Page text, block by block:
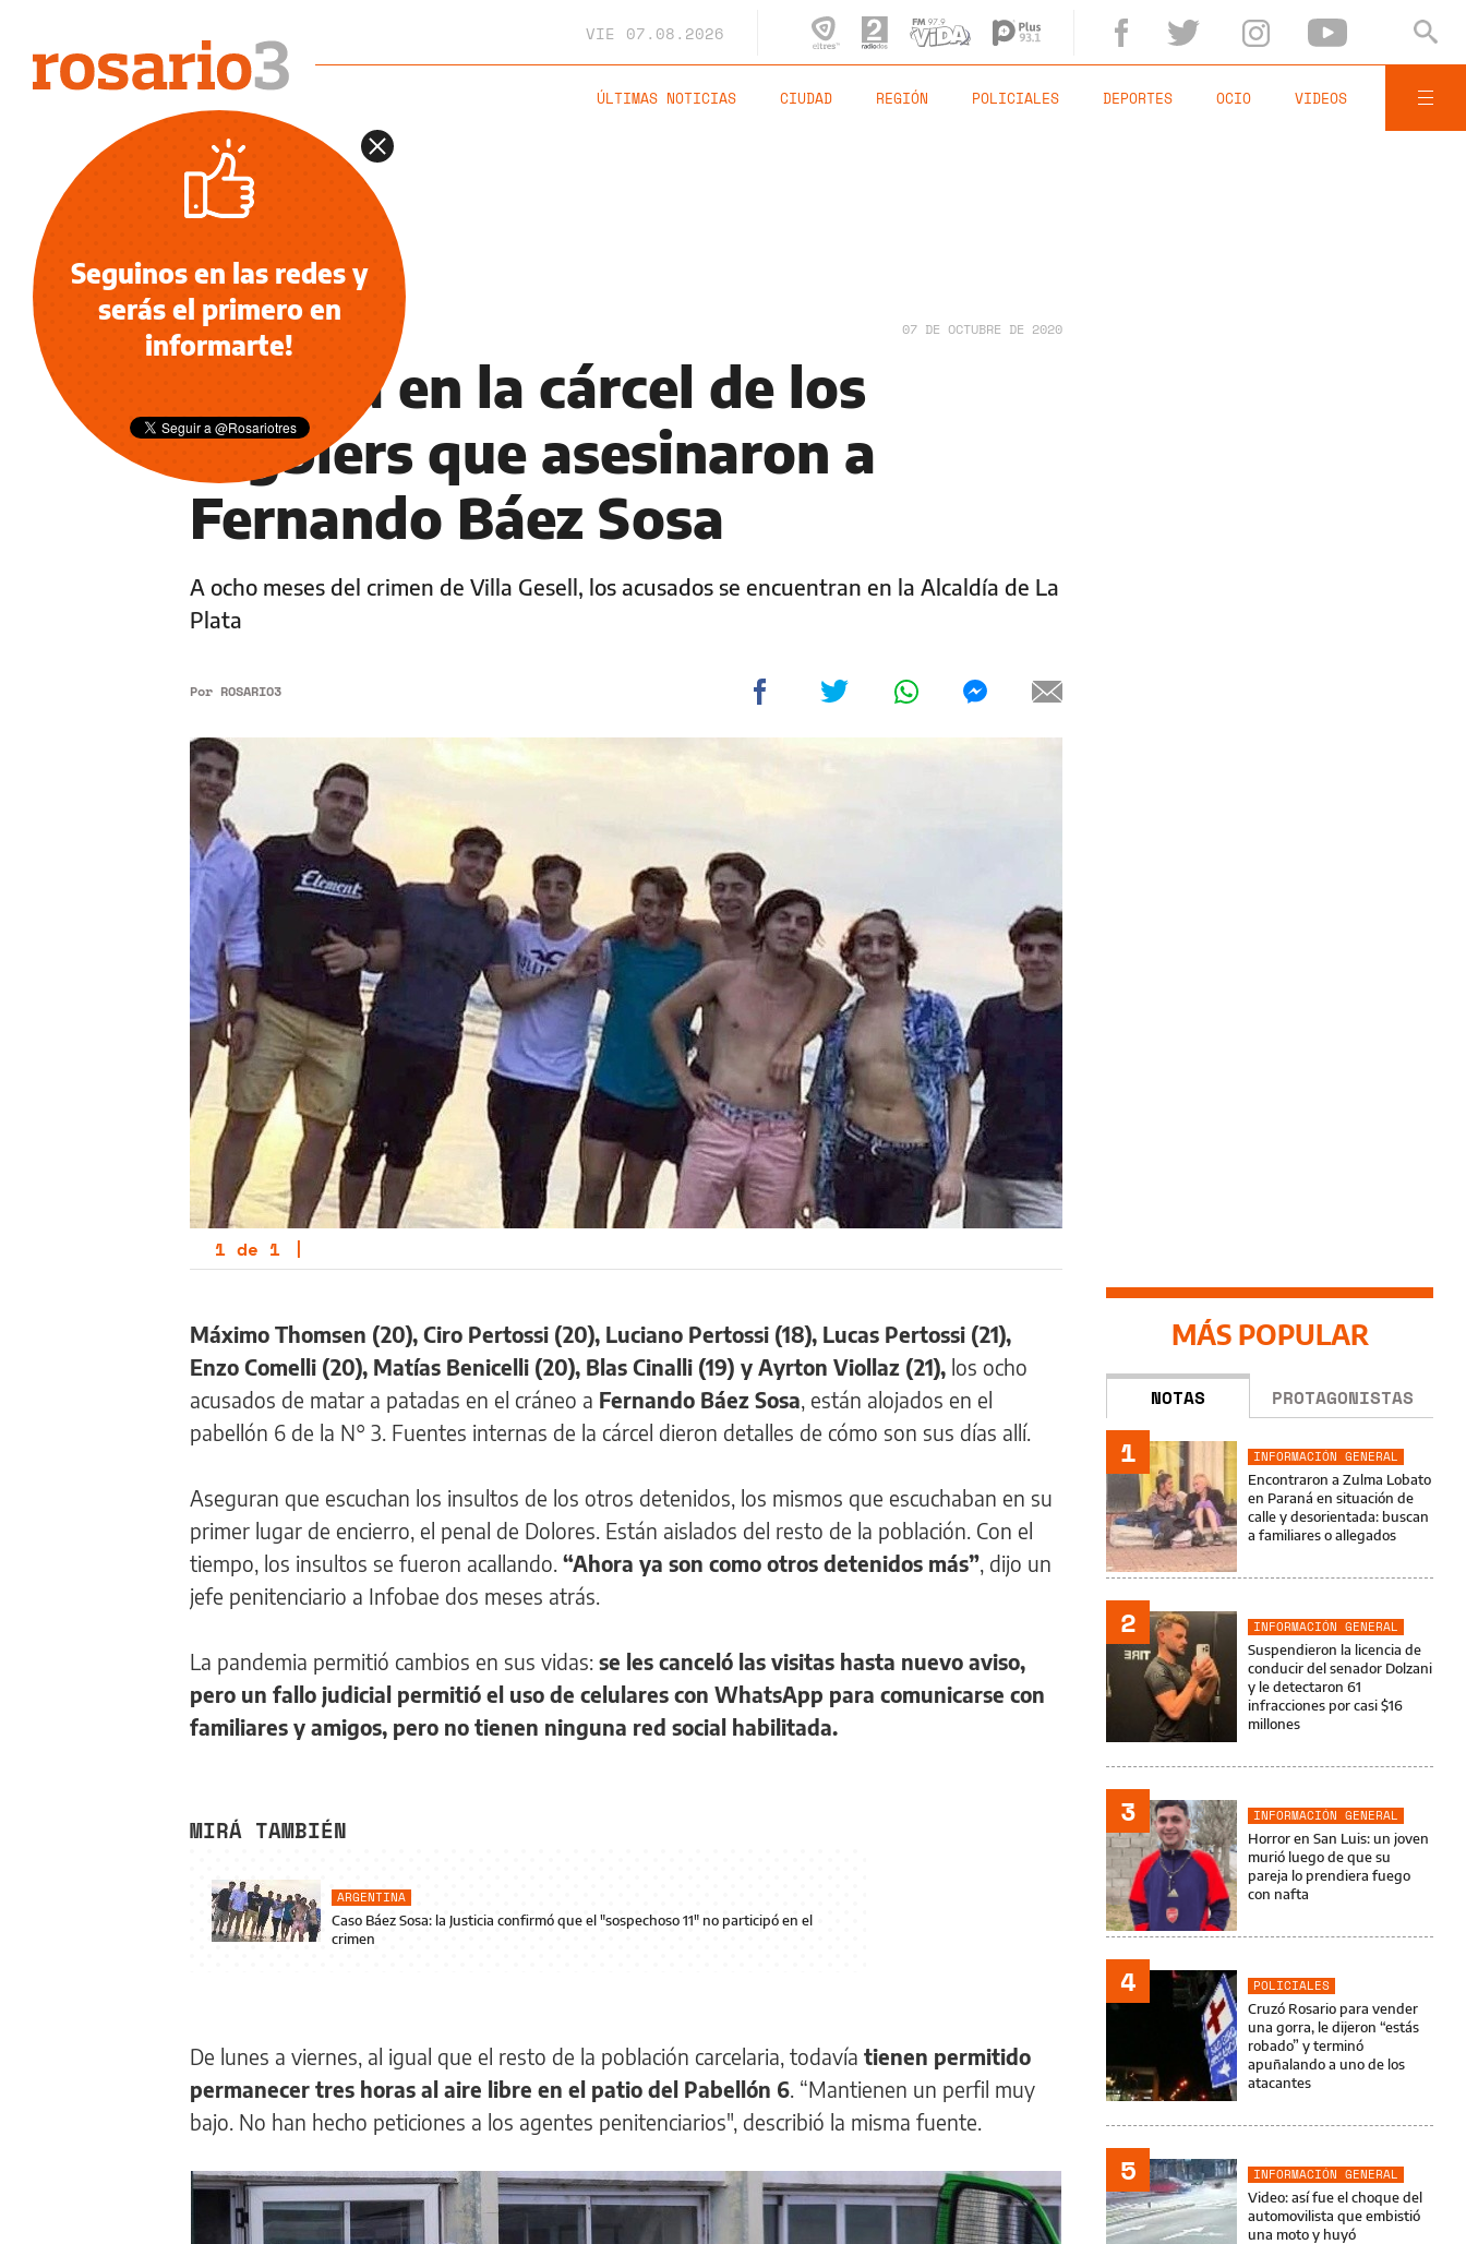
VIE 07.08.2026
ÚLTIMAS NOTICIAS CIUDAD REGIÓN POLICIALES DEPORTES OCIO VIDEOS
INFORMACIÓN GENERAL 07 DE OCTUBRE DE 2020
La vida en la cárcel de los
rugbiers que asesinaron a
Fernando Báez Sosa
A ocho meses del crimen de Villa Gesell, los acusados se encuentran en la Alcaldía de La
Plata
Por ROSARIO3
1 de 1 |
Máximo Thomsen (20), Ciro Pertossi (20), Luciano Pertossi (18), Lucas Pertossi (21),
Enzo Comelli (20), Matías Benicelli (20), Blas Cinalli (19) y Ayrton Viollaz (21), los ocho
acusados de matar a patadas en el cráneo a Fernando Báez Sosa , están alojados en el
pabellón 6 de la N° 3. Fuentes internas de la cárcel dieron detalles de cómo son sus días allí.
Aseguran que escuchan los insultos de los otros detenidos, los mismos que escuchaban en su
primer lugar de encierro, el penal de Dolores. Están aislados del resto de la población. Con el
tiempo, los insultos se fueron acallando. “Ahora ya son como otros detenidos más” , dijo un
jefe penitenciario a Infobae dos meses atrás.
La pandemia permitió cambios en sus vidas: se les canceló las visitas hasta nuevo aviso,
pero un fallo judicial permitió el uso de celulares con WhatsApp para comunicarse con
familiares y amigos, pero no tienen ninguna red social habilitada.
MIRÁ TAMBIÉN
ARGENTINA
Caso Báez Sosa: la Justicia confirmó que el "sospechoso 11" no participó en el
crimen
De lunes a viernes, al igual que el resto de la población carcelaria, todavía tienen permitido
permanecer tres horas al aire libre en el patio del Pabellón 6 . “Mantienen un perfil muy
bajo. No han hecho peticiones a los agentes penitenciarios", describió la misma fuente.
MÁS POPULAR
NOTAS PROTAGONISTAS
1
INFORMACIÓN GENERAL
Encontraron a Zulma Lobato
en Paraná en situación de
calle y desorientada: buscan
a familiares o allegados
2
INFORMACIÓN GENERAL
Suspendieron la licencia de
conducir del senador Dolzani
y le detectaron 61
infracciones por casi $16
millones
3
INFORMACIÓN GENERAL
Horror en San Luis: un joven
murió luego de que su
pareja lo prendiera fuego
con nafta
4
POLICIALES
Cruzó Rosario para vender
una gorra, le dijeron “estás
robado” y terminó
apuñalando a uno de los
atacantes
5
INFORMACIÓN GENERAL
Video: así fue el choque del
automovilista que embistió
una moto y huyó
Seguinos en las redes y
serás el primero en
informarte!